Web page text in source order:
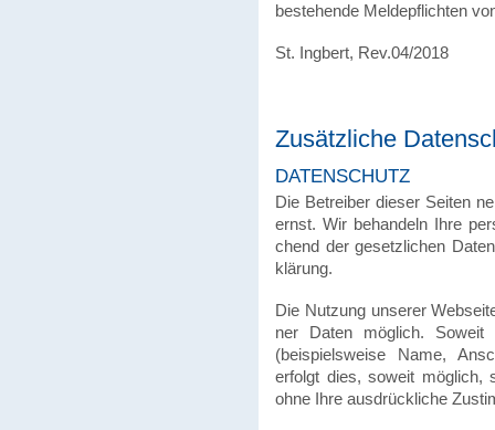
bestehende Meldepflichten
St. Ingbert, Rev.04/2018
Zusätzliche
DATEN­SCHUTZ
Die Betrei­ber dieser Seiten
ernst. Wir behan­deln Ihre
chend der gesetz­li­chen
klä­rung.
Die Nutzung unserer
ner Daten möglich. Soweit
(beispiels­weise Name,
erfolgt dies, soweit möglich,
ohne Ihre ausdrück­li­che